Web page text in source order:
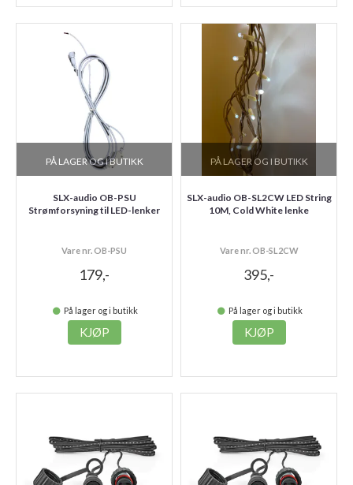
PÅ LAGER OG I BUTIKK
SLX-audio OB-PSU
Strømforsyning til LED-lenker
Vare nr. OB-PSU
179,-
På lager og i butikk
KJØP
PÅ LAGER OG I BUTIKK
SLX-audio OB-SL2CW LED String
10M, Cold White lenke
Vare nr. OB-SL2CW
395,-
På lager og i butikk
KJØP